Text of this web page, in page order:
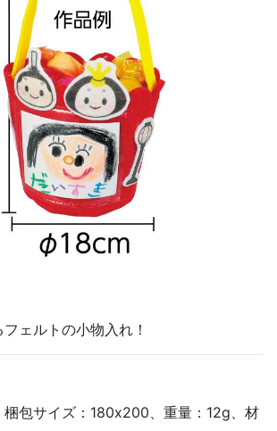
ェルトの小物入れ！
梱包サイズ：180x200、重量：12g、材